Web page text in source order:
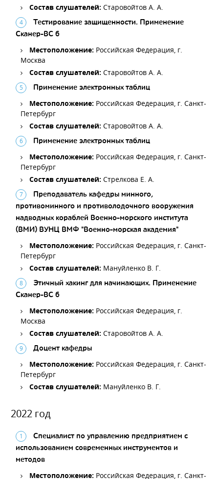
Состав слушателей:Старовойтов А. А.
Тестирование защищенности. Применение
Сканер-ВС 6
Местоположение: Российская Федерация, г.
Москва
Состав слушателей:Старовойтов А. А.
Применение электронных таблиц
Местоположение: Российская Федерация, г. Санкт-
Петербург
Состав слушателей:Старовойтов А. А.
Применение электронных таблиц
Местоположение: Российская Федерация, г. Санкт-
Петербург
Состав слушателей:Стрелкова Е. А.
Преподаватель кафедры минного,
противоминного и противолодочного вооружения
надводных кораблей Военно-морского института
(ВМИ) ВУНЦ ВМФ "Военно-морская академия"
Местоположение: Российская Федерация, г. Санкт-
Петербург
Состав слушателей: Мануйленко В. Г.
Этичный хакинг для начинающих. Применение
Сканер-ВС 6
Местоположение: Российская Федерация, г.
Москва
Состав слушателей:Старовойтов А. А.
Доцент кафедры
Местоположение: Российская Федерация, г. Санкт-
Петербург
Состав слушателей: Мануйленко В. Г.
2022 год
Специалист по управлению предприятием с
использованием современных инструментов и
методов
Местоположение: Российская Федерация, г. Санкт-